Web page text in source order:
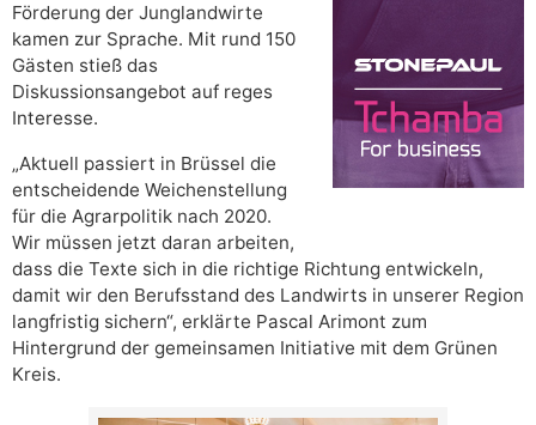
Förderung der Junglandwirte
kamen zur Sprache. Mit rund 150
Gästen stieß das
Diskussionsangebot auf reges
Interesse.
„Aktuell passiert in Brüssel die
entscheidende Weichenstellung
für die Agrarpolitik nach 2020.
Wir müssen jetzt daran arbeiten,
dass die Texte sich in die richtige Richtung entwickeln,
damit wir den Berufsstand des Landwirts in unserer Region
langfristig sichern“, erklärte Pascal Arimont zum
Hintergrund der gemeinsamen Initiative mit dem Grünen
Kreis.